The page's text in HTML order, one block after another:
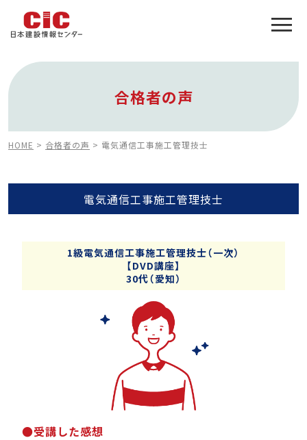
合格者の声
HOME > 合格者の声 > 電気通信工事施工管理技士
電気通信工事施工管理技士
1級電気通信工事施工管理技士（一次）
【DVD講座】
30代（愛知）
●受講した感想